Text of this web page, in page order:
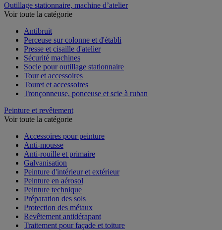
Outillage stationnaire, machine d’atelier
Voir toute la catégorie
Antibruit
Perceuse sur colonne et d'établi
Presse et cisaille d'atelier
Sécurité machines
Socle pour outillage stationnaire
Tour et accessoires
Touret et accessoires
Tronçonneuse, ponceuse et scie à ruban
Peinture et revêtement
Voir toute la catégorie
Accessoires pour peinture
Anti-mousse
Anti-rouille et primaire
Galvanisation
Peinture d'intérieur et extérieur
Peinture en aérosol
Peinture technique
Préparation des sols
Protection des métaux
Revêtement antidérapant
Traitement pour façade et toiture